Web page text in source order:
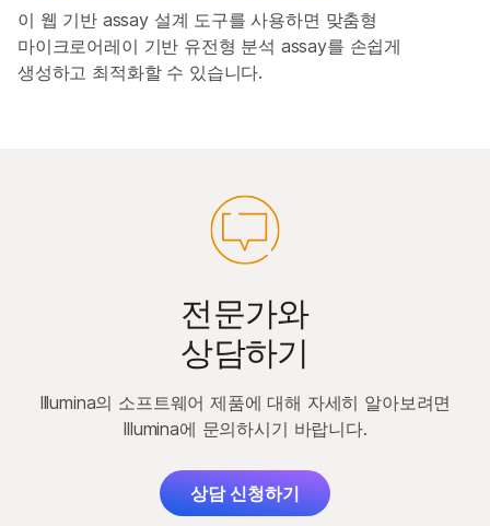
이 웹 기반 assay 설계 도구를 사용하면 맞춤형
마이크로어레이 기반 유전형 분석 assay를 손쉽게
생성하고 최적화할 수 있습니다.
전문가와
상담하기
Illumina의 소프트웨어 제품에 대해 자세히 알아보려면
Illumina에 문의하시기 바랍니다.
상담 신청하기